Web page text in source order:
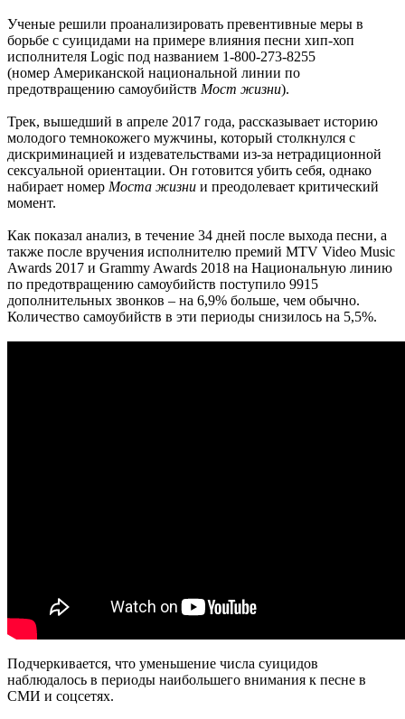
Ученые решили проанализировать превентивные меры в
борьбе с суицидами на примере влияния песни хип-хоп
исполнителя Logic под названием 1-800-273-8255
(номер Американской национальной линии по
предотвращению самоубийств Мост жизни).
Трек, вышедший в апреле 2017 года, рассказывает историю
молодого темнокожего мужчины, который столкнулся с
дискриминацией и издевательствами из-за нетрадиционной
сексуальной ориентации. Он готовится убить себя, однако
набирает номер Моста жизни и преодолевает критический
момент.
Как показал анализ, в течение 34 дней после выхода песни, а
также после вручения исполнителю премий MTV Video Music
Awards 2017 и Grammy Awards 2018 на Национальную линию
по предотвращению самоубийств поступило 9915
дополнительных звонков – на 6,9% больше, чем обычно.
Количество самоубийств в эти периоды снизилось на 5,5%.
Подчеркивается, что уменьшение числа суицидов
наблюдалось в периоды наибольшего внимания к песне в
СМИ и соцсетях.